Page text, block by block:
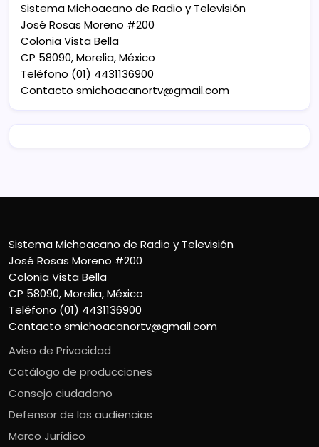
Sistema Michoacano de Radio y Televisión
José Rosas Moreno #200
Colonia Vista Bella
CP 58090, Morelia, México
Teléfono (01) 4431136900
Contacto smichoacanortv@gmail.com
Sistema Michoacano de Radio y Televisión
José Rosas Moreno #200
Colonia Vista Bella
CP 58090, Morelia, México
Teléfono (01) 4431136900
Contacto smichoacanortv@gmail.com
Aviso de Privacidad
Catálogo de producciones
Consejo ciudadano
Defensor de las audiencias
Marco Jurídico